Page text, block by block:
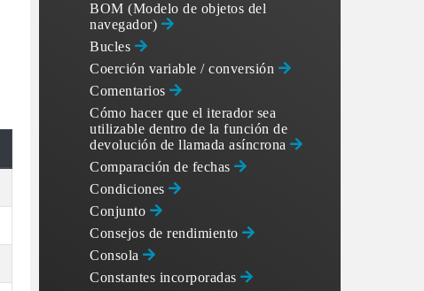
BOM (Modelo de objetos del
navegador)
Bucles
Coerción variable / conversión
Comentarios
Cómo hacer que el iterador sea
utilizable dentro de la función de
devolución de llamada asíncrona
Comparación de fechas
Condiciones
Conjunto
Consejos de rendimiento
Consola
Constantes incorporadas